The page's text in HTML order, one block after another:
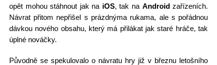
opět mohou stáhnout jak na iOS, tak na Androidzařízeních.
Návrat přitom nepřišel s prázdnýma rukama, ale s pořádnou
dávkou nového obsahu, který má přilákat jak staré hráče, tak
úplné nováčky.
Původně se spekulovalo o návratu hry již v březnu letošního